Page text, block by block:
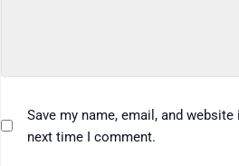
Save my name, email, and
next time I comment.